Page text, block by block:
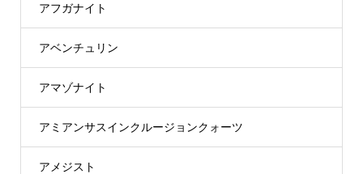
アフガナイト
アベンチュリン
アマゾナイト
アミアンサスインクルージョンクォーツ
アメジスト